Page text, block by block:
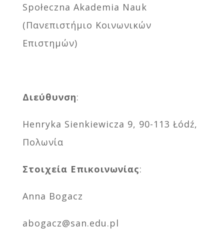
Społeczna Akademia Nauk
(Πανεπιστήμιο Κοινωνικών
Επιστημών)
Διεύθυνση:
Henryka Sienkiewicza 9, 90-113 Łódź,
Πολωνία
Στοιχεία Επικοινωνίας:
Anna Bogacz
abogacz@san.edu.pl